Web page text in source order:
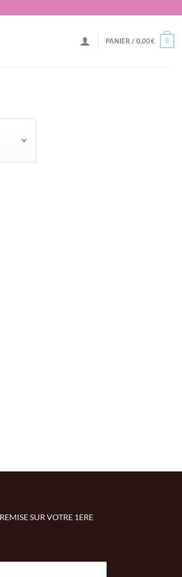
PANIER / 0,00€ 0
SUR VOTRE 1ERE